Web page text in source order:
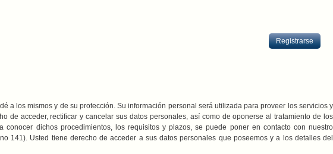
Registrarse
a los mismos y de su protección. Su información personal será utilizada para proveer los servicios y
acceder, rectificar y cancelar sus datos personales, así como de oponerse al tratamiento de los
dichos procedimientos, los requisitos y plazos, se puede poner en contacto con nuestro
141). Usted tiene derecho de acceder a sus datos personales que poseemos y a los detalles del